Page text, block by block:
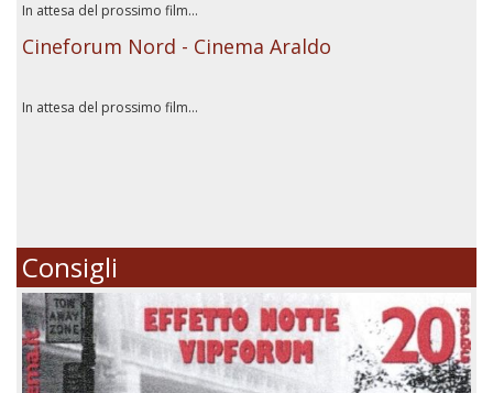
In attesa del prossimo film...
Cineforum Nord - Cinema Araldo
In attesa del prossimo film...
Consigli